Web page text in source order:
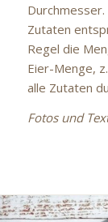
Zutaten
Regel die
Eier-Menge,
alle Zutaten
Fotos und